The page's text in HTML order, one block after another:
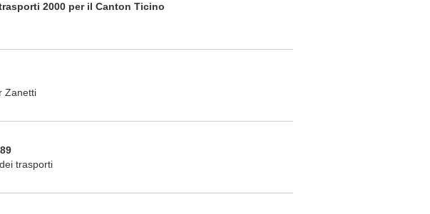
2000 per il Canton Ticino
Zanetti
trasporti